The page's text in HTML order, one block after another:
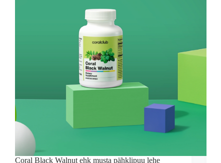
Coral Black Walnut ehk musta pähklipuu lehe